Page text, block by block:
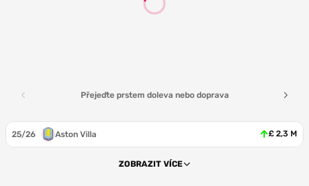
Přejeďte prstem doleva nebo doprava
25/26 Aston Villa £ 2,3 M
ZOBRAZIT VÍCE